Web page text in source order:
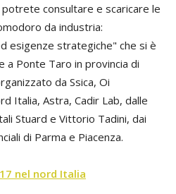
potrete consultare e scaricare le
da industria:
esigenze strategiche" che si è
Ponte Taro in provincia di
da Ssica, Oi
Italia, Astra, Cadir Lab, dalle
Stuard e Vittorio Tadini, dai
di Parma e Piacenza.
nel nord Italia